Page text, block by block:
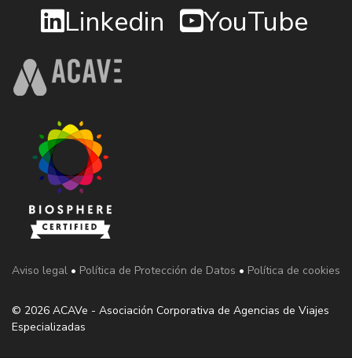
Linkedin
YouTube
Aviso legal • Política de Protección de Datos • Política de cookies
© 2026 ACAVe - Asociación Corporativa de Agencias de Viajes
Especializadas